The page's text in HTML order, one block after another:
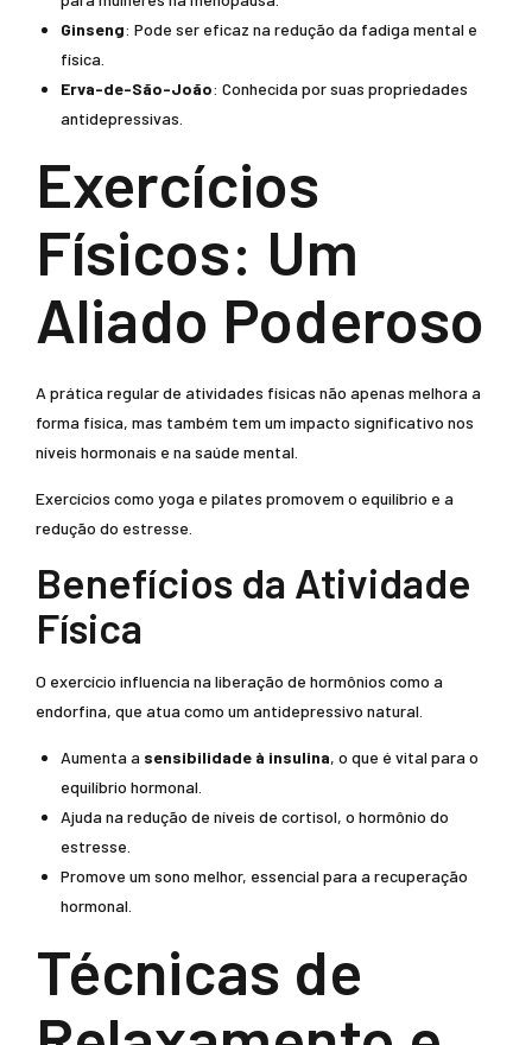
Ginseng: Pode ser eficaz na redução da fadiga mental e
física.
Erva-de-São-João: Conhecida por suas propriedades
antidepressivas.
Exercícios
Físicos: Um
Aliado Poderoso
A prática regular de atividades físicas não apenas melhora a
forma física, mas também tem um impacto significativo nos
níveis hormonais e na saúde mental.
Exercícios como yoga e pilates promovem o equilíbrio e a
redução do estresse.
Benefícios da Atividade
Física
O exercício influencia na liberação de hormônios como a
endorfina, que atua como um antidepressivo natural.
Aumenta a sensibilidade à insulina, o que é vital para o
equilíbrio hormonal.
Ajuda na redução de níveis de cortisol, o hormônio do
estresse.
Promove um sono melhor, essencial para a recuperação
hormonal.
Técnicas de